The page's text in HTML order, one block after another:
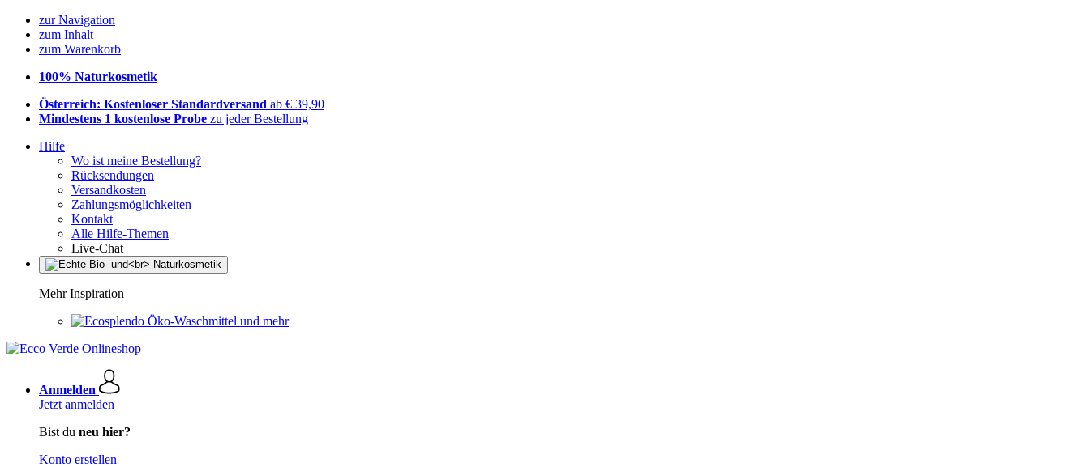
zur Navigation
zum Inhalt
zum Warenkorb
100% Naturkosmetik
Österreich: Kostenloser Standardversand ab € 39,90
Mindestens 1 kostenlose Probe zu jeder Bestellung
Hilfe
Wo ist meine Bestellung?
Rücksendungen
Versandkosten
Zahlungsmöglichkeiten
Kontakt
Alle Hilfe-Themen
Live-Chat
Mehr Inspiration
Öko-Waschmittel und mehr
Anmelden
Jetzt anmelden
Bist du neu hier?
Konto erstellen